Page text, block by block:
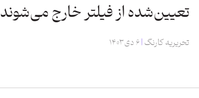
تعیین‌شده از فیلتر خارج می‌شوند
تحریریه کارنگ ۶ دی ۱۴۰۳